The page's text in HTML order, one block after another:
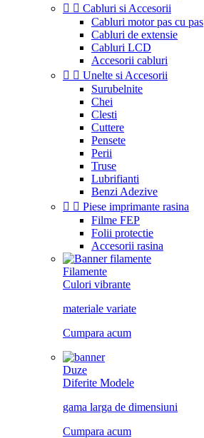
  Cabluri si Accesorii
Cabluri motor pas cu pas
Cabluri de extensie
Cabluri LCD
Accesorii cabluri
  Unelte si Accesorii
Surubelnite
Chei
Clesti
Cuttere
Pensete
Perii
Truse
Lubrifianti
Benzi Adezive
  Piese imprimante rasina
Filme FEP
Folii protectie
Accesorii rasina
Filamente
Culori vibrante
materiale variate
Cumpara acum
Duze
Diferite Modele
gama larga de dimensiuni
Cumpara acum